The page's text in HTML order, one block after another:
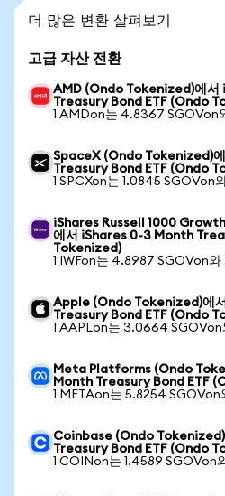
더 많은 변환 살펴보기
고급 자산 전환
AMD (Ondo Tokenized)에
Treasury Bond ETF (Ondo
1 AMDon는 4.8367 SGOVon
SpaceX (Ondo Tokenized)
Treasury Bond ETF (Ondo
1 SPCXon는 1.0845 SGOVon
iShares Russell 1000
에서 iShares 0-3 Month
Tokenized)
1 IWFon는 4.8987 SGOVon와
Apple (Ondo Tokenized)에
Treasury Bond ETF (Ondo
1 AAPLon는 3.0664 SGOVon
Meta Platforms (Ondo
Month Treasury Bond ETF
1 METAon는 5.8254 SGOVon
Coinbase (Ondo
Treasury Bond ETF (Ondo
1 COINon는 1.4589 SGOVon